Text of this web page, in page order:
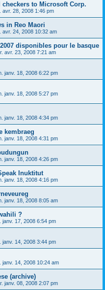
to Microsoft Corp.
avr. 28, 2008 1:46 pm
in Reo Maori
avr. 24, 2008 10:32 am
disponibles pour le basque
avr. 23, 2008 7:21 am
janv. 18, 2008 6:22 pm
janv. 18, 2008 5:27 pm
janv. 18, 2008 4:34 pm
kembraeg
janv. 18, 2008 4:31 pm
janv. 18, 2008 4:26 pm
Inuktitut
janv. 18, 2008 4:16 pm
janv. 18, 2008 8:05 am
?
janv. 17, 2008 6:54 pm
janv. 14, 2008 3:44 pm
janv. 14, 2008 10:24 am
(archive)
janv. 08, 2008 2:07 pm